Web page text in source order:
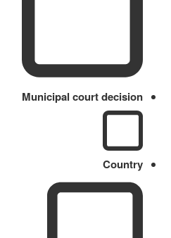
Municipal court decision
Country